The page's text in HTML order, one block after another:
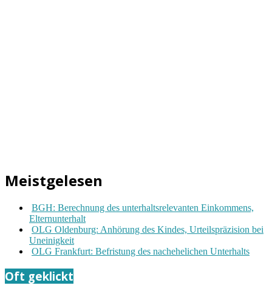
Meistgelesen
BGH: Berechnung des unterhaltsrelevanten Einkommens,
Elternunterhalt
OLG Oldenburg: Anhörung des Kindes, Urteilspräzision bei
Uneinigkeit
OLG Frankfurt: Befristung des nachehelichen Unterhalts
Oft geklickt